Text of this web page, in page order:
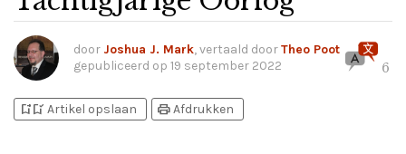
door Joshua J. Mark, vertaald doorTheo Poot
gepubliceerd op 19 september 2022 6
bookmark_addbookmark_added Artikel opslaan printAfdrukken